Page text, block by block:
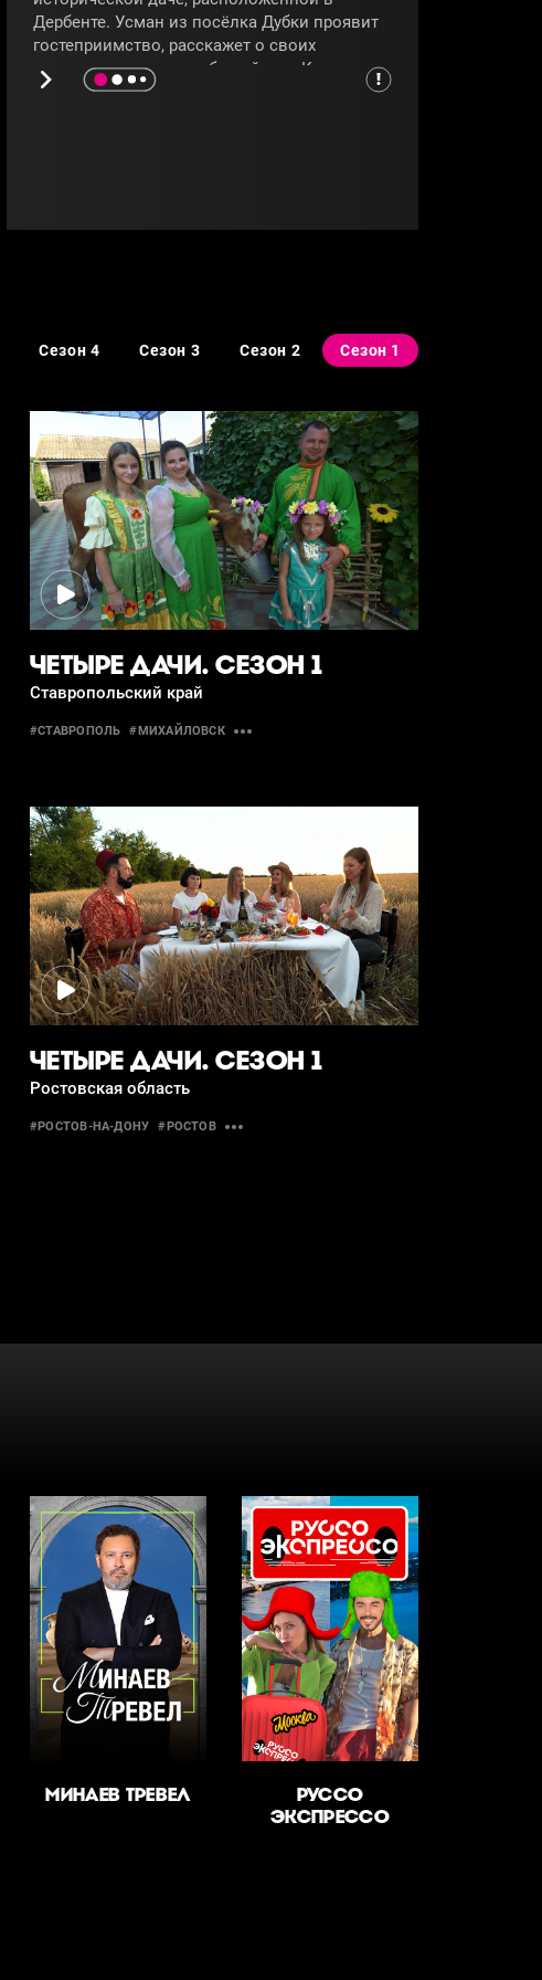
Дербенте. Усман из посёлка Дубки проявит
гостеприимство, расскажет о своих
лошадях и покажет дубовый лес. Камалдин
пригласит соперников в село Миатли на
«Четыре дачи».
Сезон 4 Сезон 3 Сезон 2 Сезон 1
ЧЕТЫРЕ ДАЧИ. СЕЗОН 1
Ставропольский край
#СТАВРОПОЛЬ #МИХАЙЛОВСК
ЧЕТЫРЕ ДАЧИ. СЕЗОН 1
Ростовская область
#РОСТОВ-НА-ДОНУ #РОСТОВ
МИНАЕВ ТРЕВЕЛ
РУССО
ЭКСПРЕССО